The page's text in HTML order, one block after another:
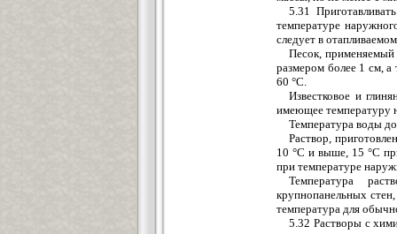
5.31
температуре
следует в
Песок, применяемый
размером более 1 см,
60 °С.
Известковое и
имеющее температуру
Температура воды
Раствор,
10 °С и выше, 15 °С
при температуре
Температура
крупнопанельных
температура для
5.32 Растворы с